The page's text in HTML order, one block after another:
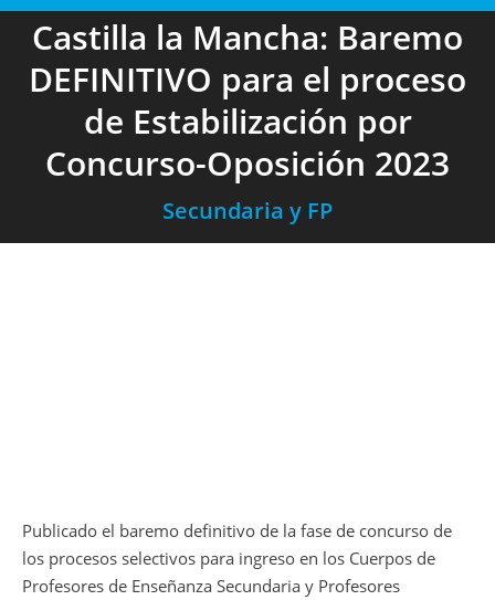
Castilla la Mancha: Baremo
DEFINITIVO para el proceso
de Estabilización por
Concurso-Oposición 2023
Secundaria y FP
Publicado el baremo definitivo de la fase de concurso de
los procesos selectivos para ingreso en los Cuerpos de
Profesores de Enseñanza Secundaria y Profesores